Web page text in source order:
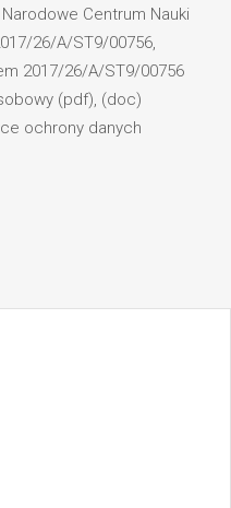
Centrum Nauki
26/A/ST9/00756,
2017/26/A/ST9/00756
(pdf), (doc)
ochrony danych